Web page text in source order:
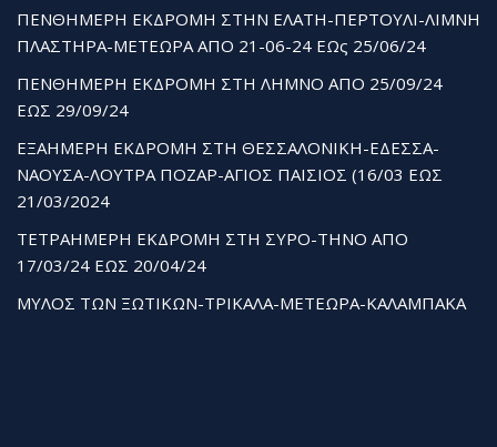
ΠΕΝΘΗΜΕΡΗ ΕΚΔΡΟΜΗ ΣΤΗΝ ΕΛΑΤΗ-ΠΕΡΤΟΥΛΙ-ΛΙΜΝΗ
ΠΛΑΣΤΗΡΑ-ΜΕΤΕΩΡΑ ΑΠΟ 21-06-24 ΕΩς 25/06/24
ΠΕΝΘΗΜΕΡΗ ΕΚΔΡΟΜΗ ΣΤΗ ΛΗΜΝΟ ΑΠΟ 25/09/24
ΕΩΣ 29/09/24
ΕΞΑΗΜΕΡΗ ΕΚΔΡΟΜΗ ΣΤΗ ΘΕΣΣΑΛΟΝΙΚΗ-ΕΔΕΣΣΑ-
ΝΑΟΥΣΑ-ΛΟΥΤΡΑ ΠΟΖΑΡ-ΑΓΙΟΣ ΠΑΙΣΙΟΣ (16/03 ΕΩΣ
21/03/2024
ΤΕΤΡΑΗΜΕΡΗ ΕΚΔΡΟΜΗ ΣΤΗ ΣΥΡΟ-ΤΗΝΟ ΑΠΟ
17/03/24 ΕΩΣ 20/04/24
ΜΥΛΟΣ ΤΩΝ ΞΩΤΙΚΩΝ-ΤΡΙΚΑΛΑ-ΜΕΤΕΩΡΑ-ΚΑΛΑΜΠΑΚΑ